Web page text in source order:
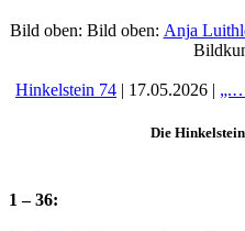
Bild oben: Bild oben: Anja
Hinkelstein 74 | 17.05.2026 |
Die
1 – 36: